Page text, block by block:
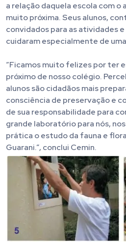
a relação daquela escola com o
muito próxima. Seus alunos,
convidados para as atividades
cuidaram especialmente de
“Ficamos muito felizes por ter
próximo de nosso colégio.
alunos são cidadãos mais
consciência de preservação e
de sua responsabilidade para
grande laboratório para nós,
prática o estudo da fauna e
Guarani.”, conclui Cemin.